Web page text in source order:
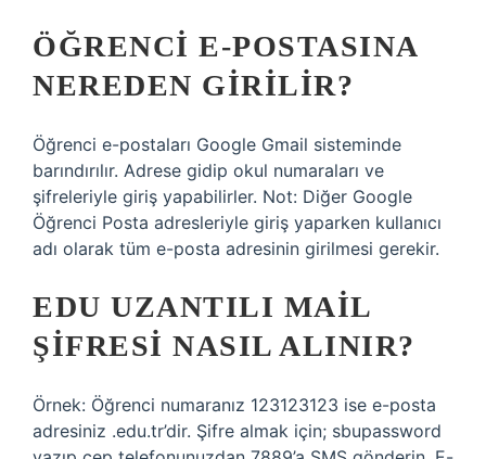
ÖĞRENCI E-POSTASINA
NEREDEN GIRILIR?
Öğrenci e-postaları Google Gmail sisteminde
barındırılır. Adrese gidip okul numaraları ve
şifreleriyle giriş yapabilirler. Not: Diğer Google
Öğrenci Posta adresleriyle giriş yaparken kullanıcı
adı olarak tüm e-posta adresinin girilmesi gerekir.
EDU UZANTILI MAIL
ŞIFRESI NASIL ALINIR?
Örnek: Öğrenci numaranız 123123123 ise e-posta
adresiniz .edu.tr’dir. Şifre almak için; sbupassword